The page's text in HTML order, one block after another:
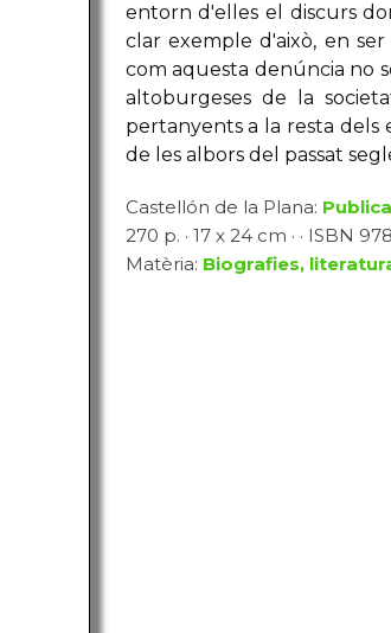
entorn d'elles el discurs
clar exemple d'això, en
com aquesta denúncia no
altoburgeses de la
pertanyents a la resta dels
de les albors del passat
Castellón de la Plana:
270 p. · 17 x 24 cm · · ISBN
Matèria: Biografies,